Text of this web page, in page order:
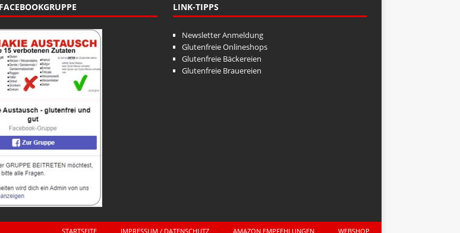
LINK-TIPPS
Newsletter Anmeldung
Glutenfreie Onlineshops
Glutenfreie Bäckereien
Glutenfreie Brauereien
STARTSEITE IMPRESSUM / DATENSCHUTZ AMAZON EMPFEHLUNGEN WEBSHOP